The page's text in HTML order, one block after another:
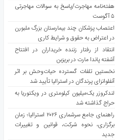
هفته‌نامه مهاجرت/پاسخ به سوالات مهاجرتی
۵ آگوست
اعتصاب پزشکان چند بیمارستان بزرگ ملبورن
در اعتراض به حقوق و شرایط کاری
انتقاد از رفتار زننده خریداران در افتتاح
آشفته پاندا مارت در بریزبن
نخستین تلفات گسترده حیات‌وحش بر اثر
آنفلوانزای پرندگان در استرالیا تأیید شد
لندکروزر یک‌میلیون کیلومتری در ویکتوریا به
حراج گذاشته شد
راهنمای جامع سرشماری ۲۰۲۶ استرالیا؛ زمان
برگزاری، نحوه شرکت، قوانین و تغییرات
جدید